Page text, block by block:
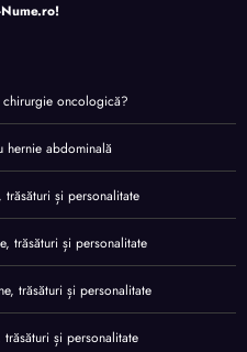
Nume.ro!
oncologică?
hernie abdominală
trăsături și personalitate
trăsături și personalitate
trăsături și personalitate
și personalitate